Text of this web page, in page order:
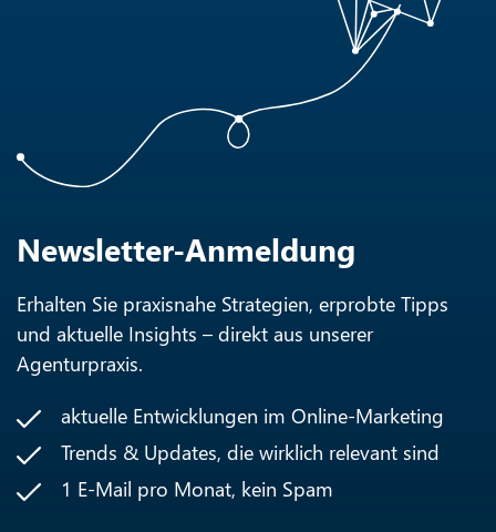
Newsletter-Anmeldung
Erhalten Sie praxisnahe Strategien, erprobte Tipps
und aktuelle Insights – direkt aus unserer
Agenturpraxis.
aktuelle Entwicklungen im Online-Marketing
Trends & Updates, die wirklich relevant sind
1 E-Mail pro Monat, kein Spam